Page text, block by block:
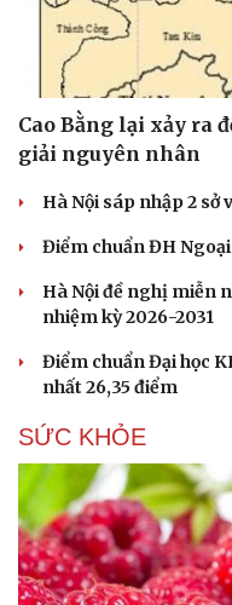
Tư vấn
Săn Tour
check-in
Cao Bằng lại xảy ra
giải nguyên nhân
Hà Nội sáp nhập 2 sở
Điểm chuẩn ĐH
Hà Nội đề nghị miễn
nhiệm kỳ 2026-2031
Điểm chuẩn Đại học
nhất 26,35 điểm
SỨC KHỎE